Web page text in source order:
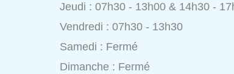
Jeudi : 07h30 - 13h00 & 14h30 -
Vendredi : 07h30 - 13h30
Samedi : Fermé
Dimanche : Fermé